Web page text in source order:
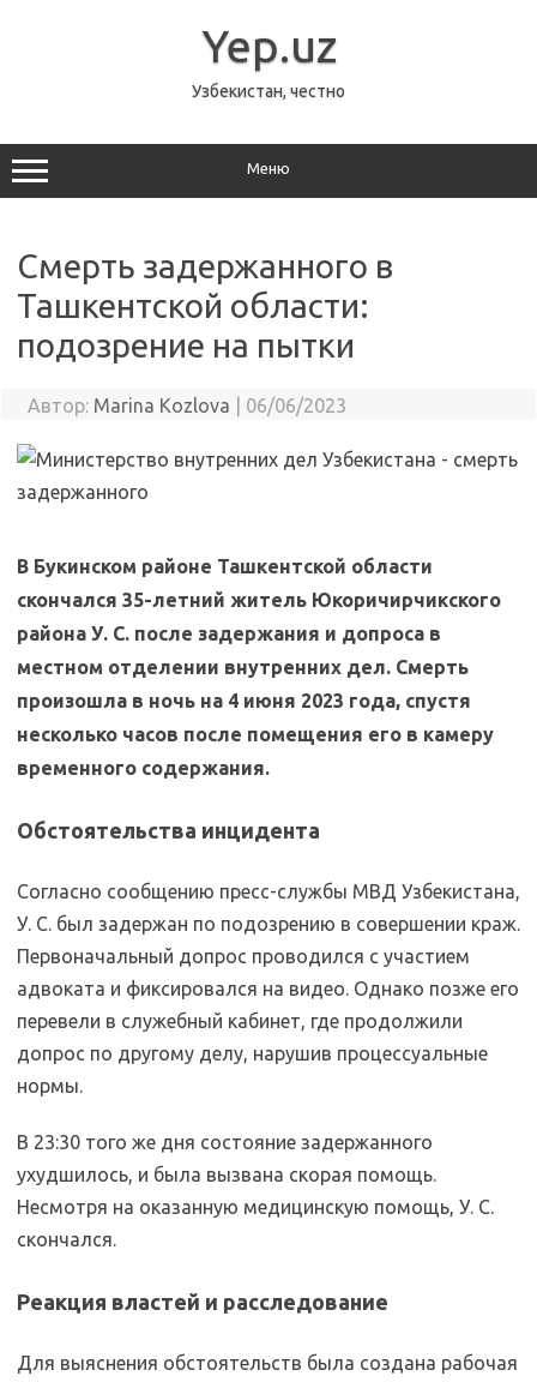
Yep.uz
Узбекистан, честно
Меню
Смерть задержанного в
Ташкентской области:
подозрение на пытки
Автор: Marina Kozlova 06/06/2023
В Букинском районе Ташкентской области
скончался 35-летний житель Юкоричирчикского
района У. С. после задержания и допроса в
местном отделении внутренних дел. Смерть
произошла в ночь на 4 июня 2023 года, спустя
несколько часов после помещения его в камеру
временного содержания.
Обстоятельства инцидента
Согласно сообщению пресс-службы МВД Узбекистана,
У. С. был задержан по подозрению в совершении краж.
Первоначальный допрос проводился с участием
адвоката и фиксировался на видео. Однако позже его
перевели в служебный кабинет, где продолжили
допрос по другому делу, нарушив процессуальные
нормы.
В 23:30 того же дня состояние задержанного
ухудшилось, и была вызвана скорая помощь.
Несмотря на оказанную медицинскую помощь, У. С.
скончался.
Реакция властей и расследование
Для выяснения обстоятельств была создана рабочая